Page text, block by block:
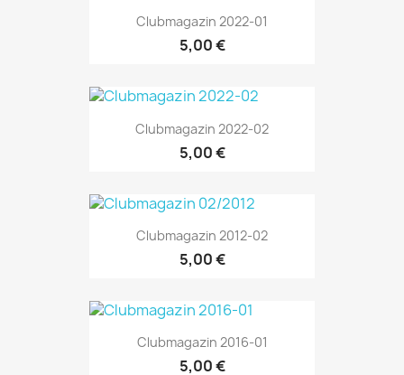
Clubmagazin 2022-01
5,00 €
Clubmagazin 2022-02
5,00 €
Clubmagazin 2012-02
5,00 €
Clubmagazin 2016-01
5,00 €